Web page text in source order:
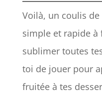
Voilà, un coulis
simple et rapide
sublimer toutes
toi de jouer pour
fruitée à tes